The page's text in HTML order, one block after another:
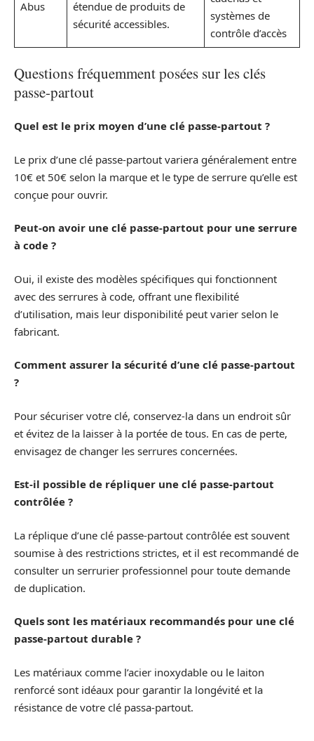
Abus
étendue de produits de
sécurité accessibles.
systèmes de
contrôle d’accès
Questions fréquemment posées sur les clés
passe-partout
Quel est le prix moyen d’une clé passe-partout ?
Le prix d’une clé passe-partout variera généralement entre
10€ et 50€ selon la marque et le type de serrure qu’elle est
conçue pour ouvrir.
Peut-on avoir une clé passe-partout pour une serrure
à code ?
Oui, il existe des modèles spécifiques qui fonctionnent
avec des serrures à code, offrant une flexibilité
d’utilisation, mais leur disponibilité peut varier selon le
fabricant.
Comment assurer la sécurité d’une clé passe-partout
?
Pour sécuriser votre clé, conservez-la dans un endroit sûr
et évitez de la laisser à la portée de tous. En cas de perte,
envisagez de changer les serrures concernées.
Est-il possible de répliquer une clé passe-partout
contrôlée ?
La réplique d’une clé passe-partout contrôlée est souvent
soumise à des restrictions strictes, et il est recommandé de
consulter un serrurier professionnel pour toute demande
de duplication.
Quels sont les matériaux recommandés pour une clé
passe-partout durable ?
Les matériaux comme l’acier inoxydable ou le laiton
renforcé sont idéaux pour garantir la longévité et la
résistance de votre clé passa-partout.